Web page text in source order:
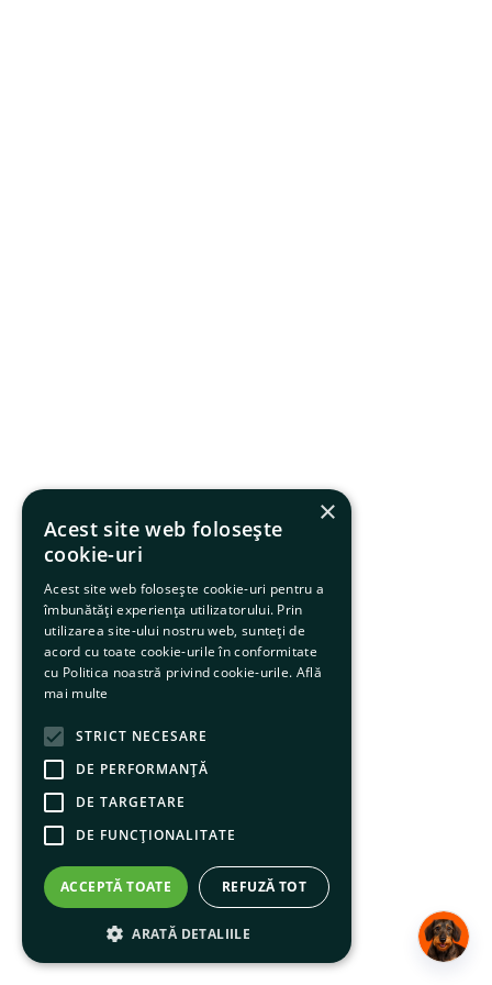
×
Acest site web folosește
cookie-uri
Acest site web folosește cookie-uri pentru a
îmbunătăți experiența utilizatorului. Prin
utilizarea site-ului nostru web, sunteți de
acord cu toate cookie-urile în conformitate
cu Politica noastră privind cookie-urile. Află
mai multe
STRICT NECESARE
DE PERFORMANȚĂ
DE TARGETARE
DE FUNCŢIONALITATE
ACCEPTĂ TOATE REFUZĂ TOT
ARATĂ DETALIILE